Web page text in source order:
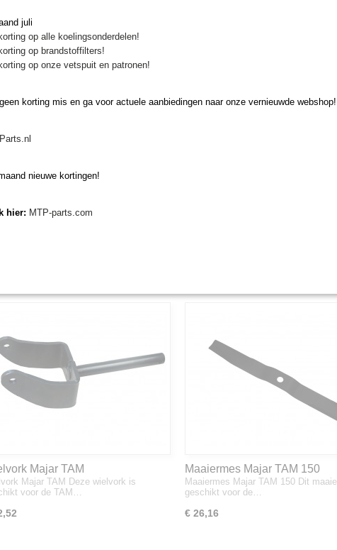
Majar TAM 3 mes maaier
Majar TAM 3 mes maaier Mesmoer
Majar TAM
Majar TAM Deze wielvork is
voor de TAM…
Maaiermes Majar TAM 150
Maaiermes Majar TAM 150 Dit
geschikt voor de…
€ 26,16
juli
op alle koelingsonderdelen!
op brandstoffilters!
op onze vetspuit en patronen!
korting mis en ga voor actuele aanbiedingen naar onze vernieuwde webshop!
nieuwe kortingen!
hier: MTP-parts.com